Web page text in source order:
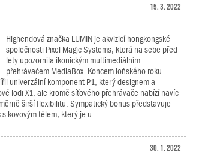
15. 3. 2022
Highendová značka LUMIN je akvizicí hongkongské
společnosti Pixel Magic Systems, která na sebe před
lety upozornila ikonickým multimediálním
přehrávačem MediaBox. Koncem loňského roku
univerzální komponent P1, který designem a
lodi X1, ale kromě síťového přehrávače nabízí navíc
širší flexibilitu. Sympatický bonus představuje
kovovým tělem, který je u...
30. 1. 2022